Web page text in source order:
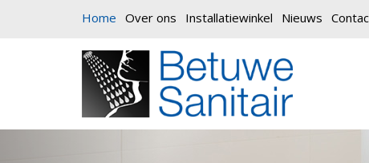
Home Over ons Installatiewinkel Nieuws